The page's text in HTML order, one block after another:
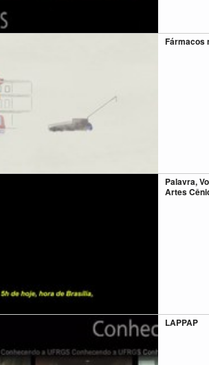
Fármacos
Palavra,
Artes
LAPPAP